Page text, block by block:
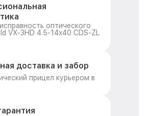
оптического
VX-3HD 4.5-14x40 CDS-ZL
доставка и забор
прицел курьером в